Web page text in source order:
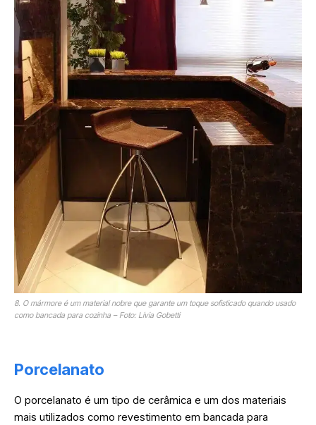
8. O mármore é um material nobre que garante um toque sofisticado quando usado
como bancada para cozinha – Foto: Lívia Gobetti
Porcelanato
O porcelanato é um tipo de cerâmica e um dos materiais
mais utilizados como revestimento em bancada para